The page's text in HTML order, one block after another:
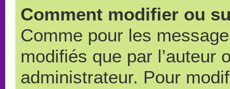
Comment modifier ou
Comme pour les
modifiés que par l’auteur
administrateur. Pour